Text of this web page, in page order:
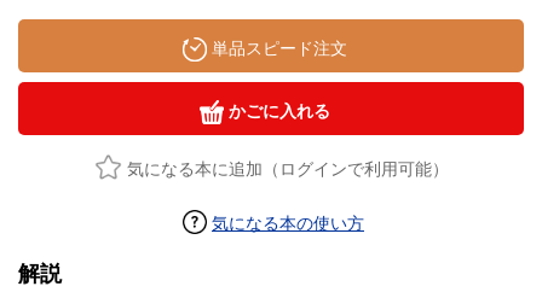
単品スピード注文
かごに入れる
気になる本に追加（ログインで利用可能）
気になる本の使い方
解説